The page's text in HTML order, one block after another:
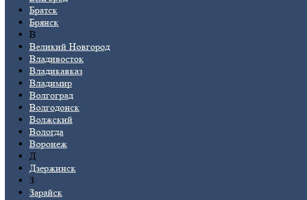
Братск
Брянск
В
Великий Новгород
Владивосток
Владикавказ
Владимир
Волгоград
Волгодонск
Волжский
Вологда
Воронеж
Д
Дзержинск
З
Зарайск